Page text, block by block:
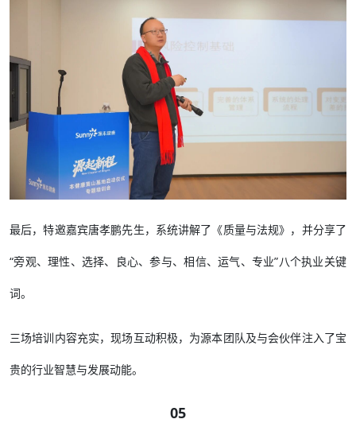
最后，特邀嘉宾唐孝鹏先生，系统讲解了《质量与法规》，并分享了
“旁观、理性、选择、良心、参与、相信、运气、专业”八个执业关键
词。
三场培训内容充实，现场互动积极，为源本团队及与会伙伴注入了宝
贵的行业智慧与发展动能。
05